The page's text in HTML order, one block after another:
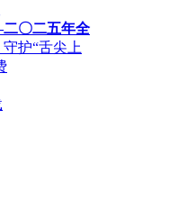
〇二五年全
护“舌尖上